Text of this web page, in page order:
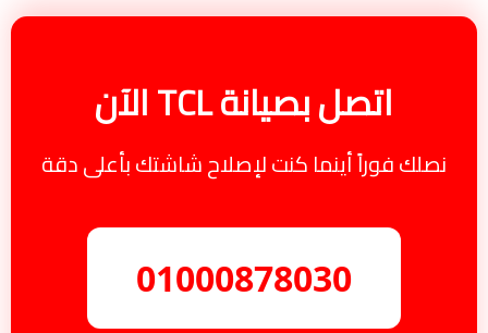
اتصل بصيانة TCL الآن
نصلك فوراً أينما كنت لإصلاح شاشتك بأعلى دقة
01000878030